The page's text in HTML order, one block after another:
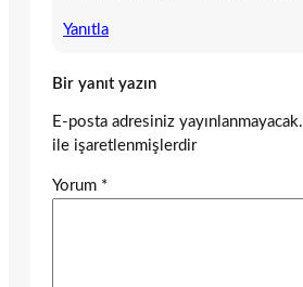
Yanıtla
Bir yanıt yazın
E-posta adresiniz yayınlanmayacak.
ile işaretlenmişlerdir
Yorum *